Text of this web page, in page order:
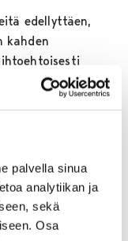
palvella sinua
analytiikan ja
sekä
Osa
edellyttäen,
kahden
Porin kaupungin